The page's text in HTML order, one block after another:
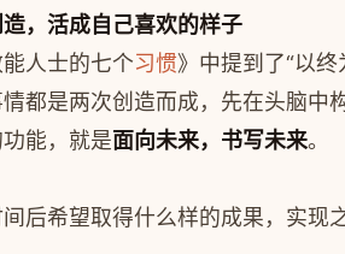
，活成自己喜欢的样子
人士的七个习惯》中提到了“以终
都是两次创造而成，先在头脑中
能，就是面向未来，书写未来。
后希望取得什么样的成果，实现